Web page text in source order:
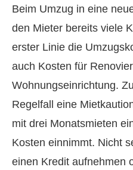
Beim Umzug in eine
den Mieter bereits viele
erster Linie die
auch Kosten für
Wohnungseinrichtung.
Regelfall eine
mit drei Monatsmieten
Kosten einnimmt. Nicht
einen Kredit aufnehmen